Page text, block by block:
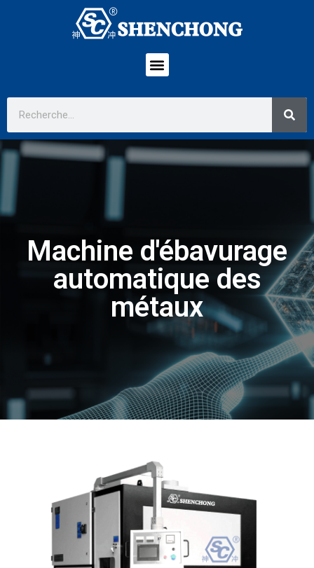
Machine d'ébavurage
automatique des
métaux